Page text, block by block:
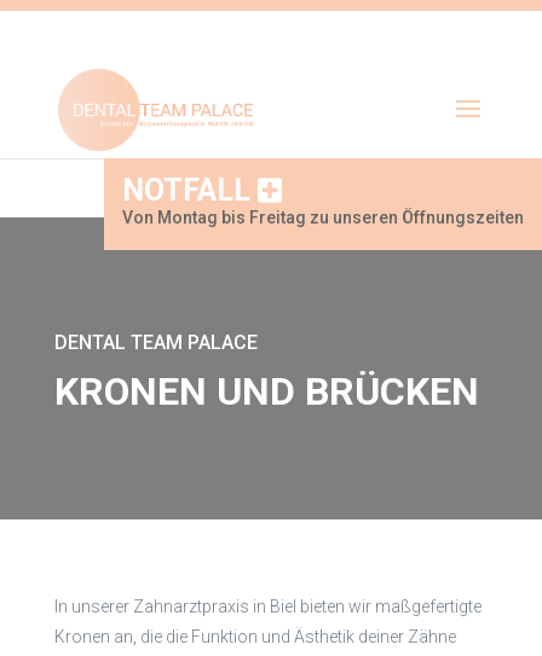
NOTFALL
Von Montag bis Freitag zu unseren Öffnungszeiten
DENTAL TEAM PALACE
KRONEN UND BRÜCKEN
In unserer Zahnarztpraxis in Biel bieten wir maßgefertigte
Kronen an, die die Funktion und Ästhetik deiner Zähne